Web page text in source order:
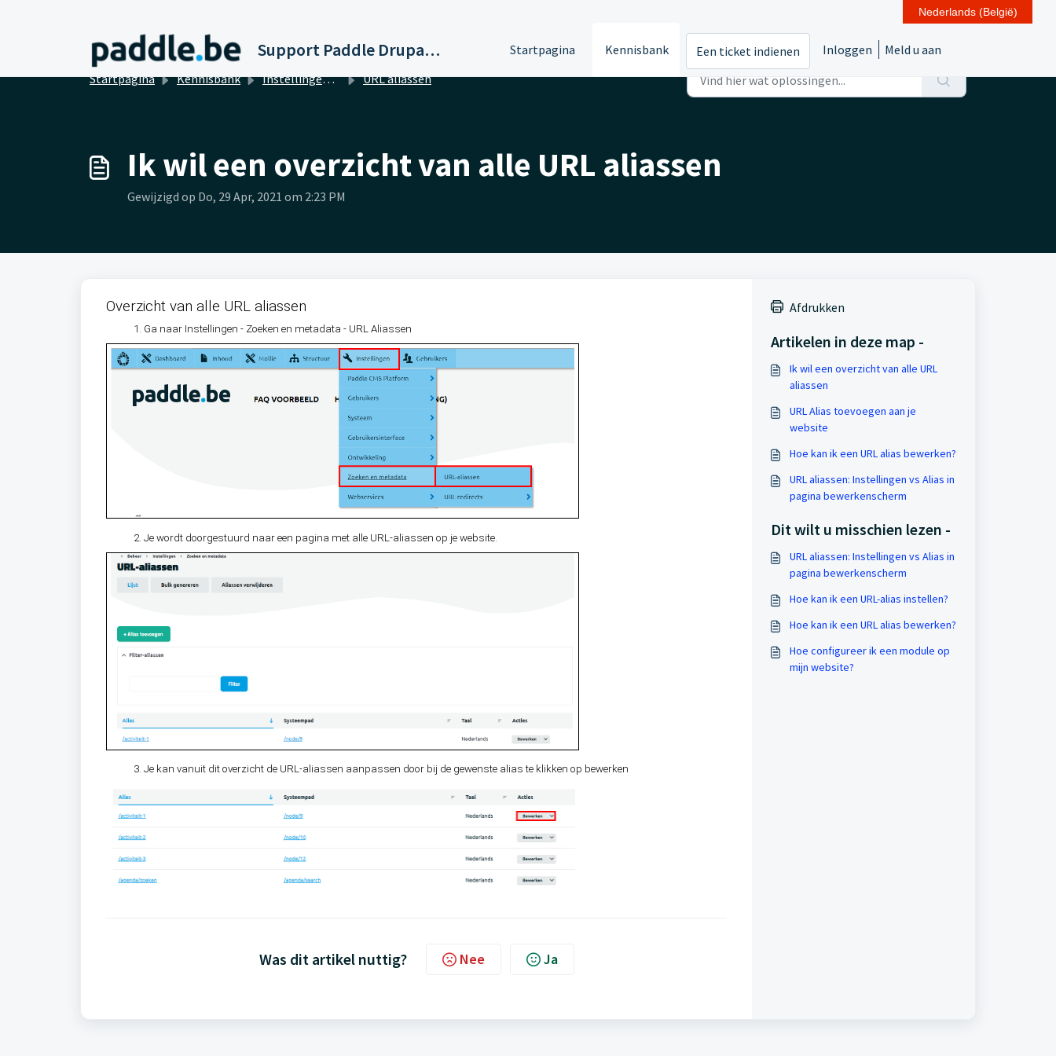
Support Paddle Drupal 11 Startpagina Kennisbank Een ticket indienen Inloggen
Meld u aan
Startpagina
Kennisbank Instellingen van de website URL aliassen
Ik wil een overzicht van alle URL aliassen
Gewijzigd op Do, 29 Apr, 2021 om 2:23 PM
Overzicht van alle URL aliassen
Ga naar Instellingen - Zoeken en metadata - URL Aliassen
Je wordt doorgestuurd naar een pagina met alle URL-aliassen op je website.
Je kan vanuit dit overzicht de URL-aliassen aanpassen door bij de gewenste alias te klikken op bewerken
Was dit artikel nuttig? Nee Ja
Afdrukken
Artikelen in deze map -
Ik wil een overzicht van alle URL
aliassen
URL Alias toevoegen aan je
website
Hoe kan ik een URL alias bewerken?
URL aliassen: Instellingen vs Alias in
pagina bewerkenscherm
Dit wilt u misschien lezen -
URL aliassen: Instellingen vs Alias in
pagina bewerkenscherm
Hoe kan ik een URL-alias instellen?
Hoe kan ik een URL alias bewerken?
Hoe configureer ik een module op
mijn website?
Nederlands (België)